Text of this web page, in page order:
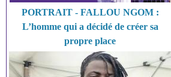
PORTRAIT - FALLOU NGOM :
L’homme qui a décidé de créer sa
propre place